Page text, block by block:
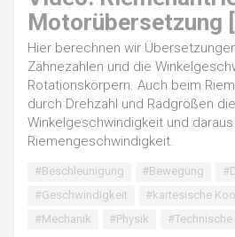
Motorübersetzung
Hier berechnen wir
Zähnezahlen und die
Rotationskörpern. Auch beim
durch Drehzahl und Radgrößen die
Winkelgeschwindigkeit und
Riemengeschwindigkeit.
#Beschleunigung #Bewegung
#Geschwindigkeit
#kartesische
#Mechanik
#Physik